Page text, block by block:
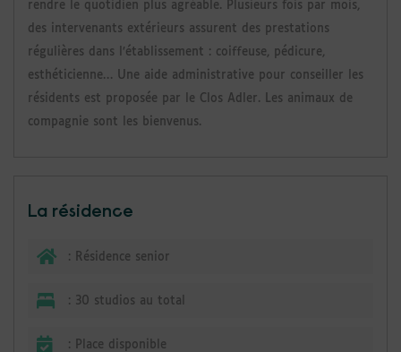
rendre le quotidien plus agréable. Plusieurs fois par mois,
des intervenants extérieurs assurent des prestations
régulières dans l’établissement : coiffeuse, pédicure,
esthéticienne… Une aide administrative pour conseiller les
résidents est proposée par le Clos Adler.
Les animaux de
compagnie sont les bienvenus.
La résidence
: Résidence senior
: 30 studios au total
: Place disponible